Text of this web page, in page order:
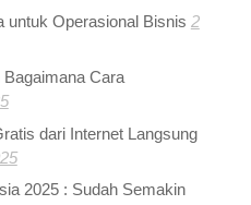
untuk Operasional Bisnis 2
Cara
dari Internet Langsung
2025 : Sudah Semakin